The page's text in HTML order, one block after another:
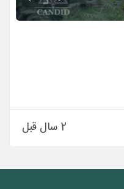
2 سال قبل